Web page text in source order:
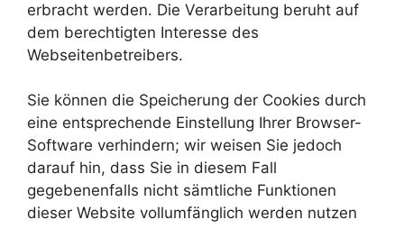
erbracht werden. Die Verarbeitung beruht auf
dem berechtigten Interesse des
Webseitenbetreibers.
Sie können die Speicherung der Cookies durch
eine entsprechende Einstellung Ihrer Browser-
Software verhindern; wir weisen Sie jedoch
darauf hin, dass Sie in diesem Fall
gegebenenfalls nicht sämtliche Funktionen
dieser Website vollumfänglich werden nutzen